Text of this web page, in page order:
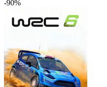
-90%